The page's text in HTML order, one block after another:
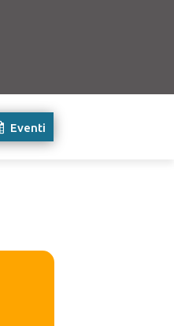
Eventi